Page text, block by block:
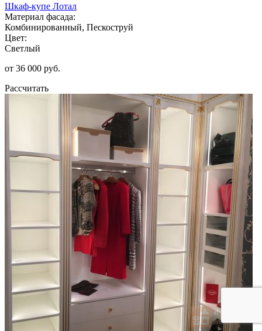
Шкаф-купе Лотал
Материал фасада:
Комбинированный, Пескоструй
Цвет:
Светлый
от 36 000 руб.
Рассчитать